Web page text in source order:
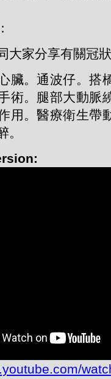
大家分享有關冠
臟。通波仔。搭
術。腿部大動脈
用。醫療衛生帶
。